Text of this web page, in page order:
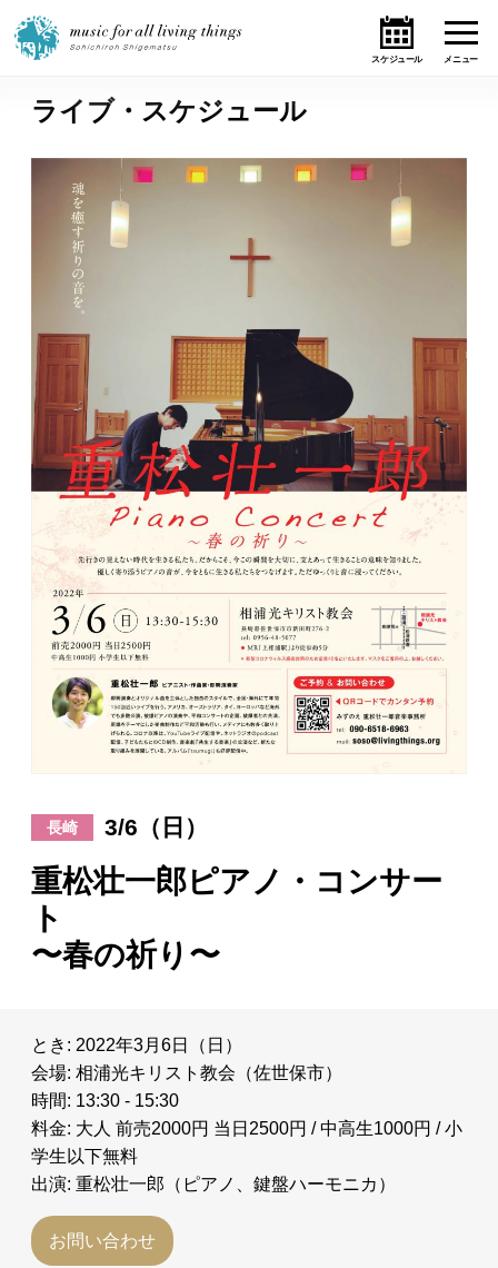
ホーム
ニュース
テーマ
ライブ・スケジュール
作品
オンライン・ショップ
ギャラリー
日々のレポート
Specials
プロフィール
演奏依頼
ライブ・スケジュール
長崎 3/6（日）
重松壮一郎ピアノ・コンサー
ト
〜春の祈り〜
とき: 2022年3月6日（日）
会場: 相浦光キリスト教会（佐世保市）
時間: 13:30 - 15:30
料金: 大人 前売2000円 当日2500円 / 中高生1000円 / 小
学生以下無料
出演: 重松壮一郎（ピアノ、鍵盤ハーモニカ）
お問い合わせ